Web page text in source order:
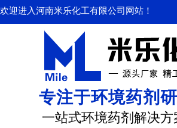
欢迎进入河南米乐化工有限公司网站！
专注于环境药剂
一站式环境药剂解决方